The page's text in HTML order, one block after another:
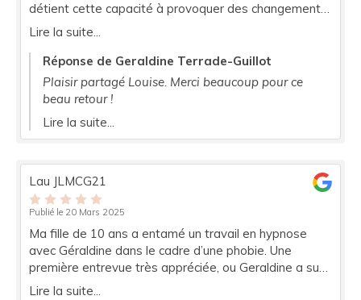
détient cette capacité à provoquer des changements,
même inattendus Je la recommande chaudement
Lire la suite...
Réponse de Geraldine Terrade-Guillot
Plaisir partagé Louise. Merci beaucoup pour ce
beau retour !
Lire la suite...
Lau JLMCG21
Publié le 20 Mars 2025
Ma fille de 10 ans a entamé un travail en hypnose
avec Géraldine dans le cadre d’une phobie. Une
première entrevue très appréciée, ou Geraldine a su
instaurer un véritable climat de confiance et de
Lire la suite...